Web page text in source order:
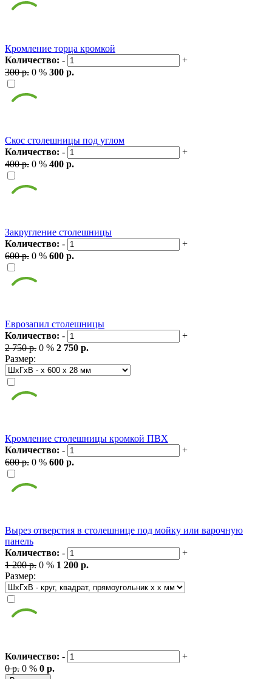
Кромление торца кромкой
Количество: -
+
300 р. 0 % 300 р.
Скос столешницы под углом
Количество: -
+
400 р. 0 % 400 р.
Закругление столешницы
Количество: -
+
600 р. 0 % 600 р.
Еврозапил столешницы
Количество: -
+
2 750 р. 0 % 2 750 р.
Размер:
Кромление столешницы кромкой ПВХ
Количество: -
+
600 р. 0 % 600 р.
Вырез отверстия в столешнице под мойку или варочную
панель
Количество: -
+
1 200 р. 0 % 1 200 р.
Размер:
Количество: -
+
0 р. 0 % 0 р.